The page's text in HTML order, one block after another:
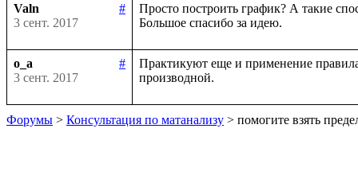
Valn
#
3 сент. 2017
Просто построить график? А такие
o_a
#
3 сент. 2017
Практикуют еще и применение
Форумы > Консультация по матанализу > помогите взять